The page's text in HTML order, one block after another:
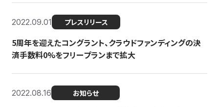
2022.09.01 プレスリリース
5周年を迎えたコングラント、クラウドファンディングの決
済手数料0%をフリープランまで拡大
2022.08.16 お知らせ